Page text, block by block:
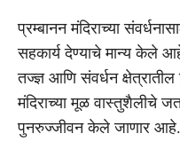
प्रम्बानन मंदिराच्या
सहकार्य देण्याचे मान्य केले
तज्ज्ञ आणि संवर्धन
मंदिराच्या मूळ वास्तुशैलीचे
पुनरुज्जीवन केले जाणार आहे.